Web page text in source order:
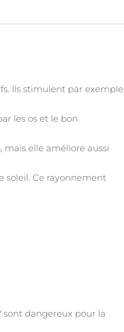
Ils stimulent par exemple
les os et le bon
mais elle améliore aussi
soleil. Ce rayonnement
sont dangereux pour la